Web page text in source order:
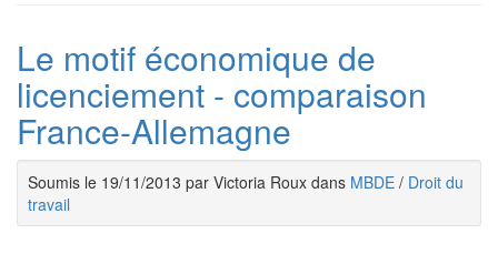
Le motif économique de
licenciement - comparaison
France-Allemagne
Soumis le 19/11/2013 par Victoria Roux dans MBDE / Droit du
travail